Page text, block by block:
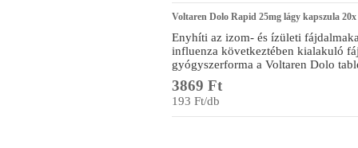
Voltaren Dolo Rapid 25mg lágy kapszula 20x
Enyhíti az izom- és ízületi
influenza következtében kialakuló
gyógyszerforma a Voltaren Dolo
3869 Ft
193 Ft/db